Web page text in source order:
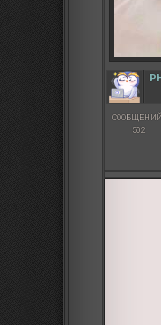
СООБЩЕНИЙ:
502